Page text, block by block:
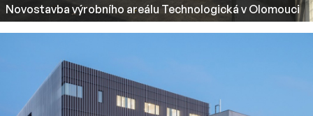
Novostavba výrobního areálu Technologická v Olomouci